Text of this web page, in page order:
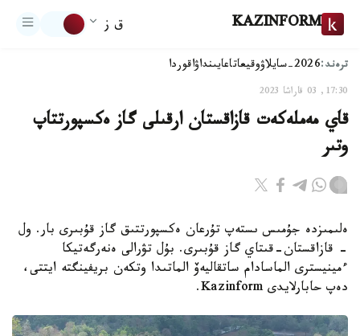
KAZINFORM ق ز
ترەند:2026-سايلاۋ وقيعاتاعايىنداۋاقوردا
17:30, 03 قاراشا 2023
قاي مەملەكەت قازاقستان ارقىلى گاز ەكسپورتتاپ
وتىر
ەلىمىزدە جۇمىس ىستەپ تۇرعان ەكسپورتتىق گاز قۇبىرى بار. ول
- قازاقستان-قىتاي گاز قۇبىرى. بۇل تۋرالى ەنەرگەتيكا
ءمينيسترى الماسادام ساتقاليەۆ الماتىدا وتكەن بريفينگتە ايتتى،
دەپ حابارلايدى Kazinform.